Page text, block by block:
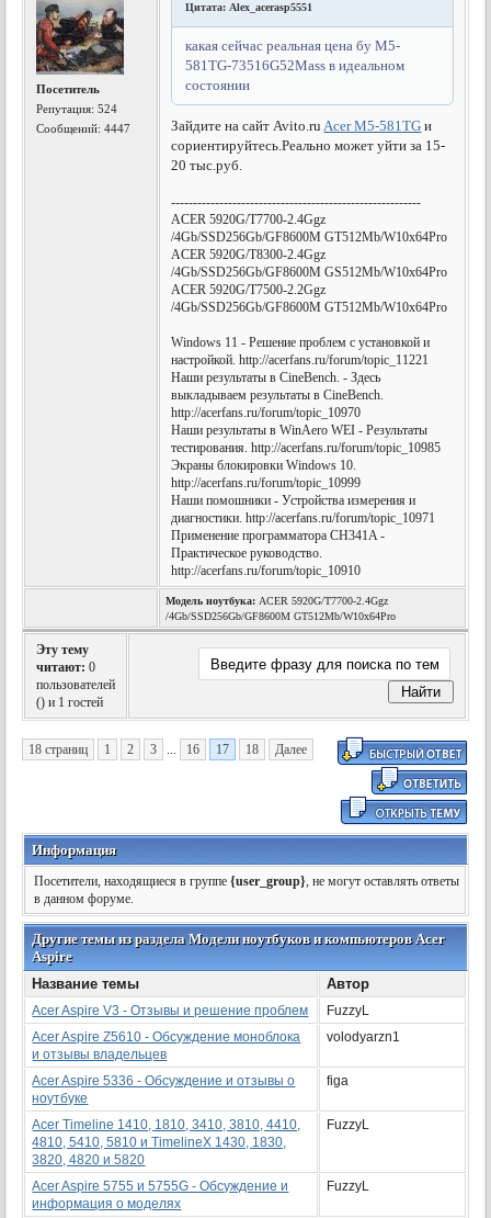
Посетитель
Репутация:524
Сообщений: 4447
Цитата: Alex_acerasp5551
какая сейчас реальная цена бу M5-
581TG-73516G52Mass в идеальном
состоянии
Зайдите на сайт Avito.ruAcer M5-581TG и
сориентируйтесь.Реально может уйти за 15-
20 тыс.руб.
---------------------------------------------------------
ACER 5920G/T7700-2.4Ggz
/4Gb/SSD256Gb/GF8600M GT512Mb/W10x64Pro
ACER 5920G/T8300-2.4Ggz
/4Gb/SSD256Gb/GF8600M GS512Mb/W10x64Pro
ACER 5920G/T7500-2.2Ggz
/4Gb/SSD256Gb/GF8600M GT512Mb/W10x64Pro
Windows 11 - Решение проблем с установкой и
настройкой. http://acerfans.ru/forum/topic_11221
Наши результаты в CineBench. - Здесь
выкладываем результаты в CineBench.
http://acerfans.ru/forum/topic_10970
Наши результаты в WinAero WEI - Результаты
тестирования. http://acerfans.ru/forum/topic_10985
Экраны блокировки Windows 10.
http://acerfans.ru/forum/topic_10999
Наши помошники - Устройства измерения и
диагностики. http://acerfans.ru/forum/topic_10971
Применение программатора CH341A -
Практическое руководство.
http://acerfans.ru/forum/topic_10910
Модель ноутбука: ACER 5920G/T7700-2.4Ggz
/4Gb/SSD256Gb/GF8600M GT512Mb/W10x64Pro
Эту тему
читают: 0
пользователей
() и 1 гостей
18 страниц 1 2 3 ... 16 17 18 Далее
Информация
Посетители, находящиеся в группе{user_group}, не могут оставлять ответы
в данном форуме.
Другие темы из раздела Модели ноутбуков и компьютеров Acer
Aspire
Название темы
Автор
Acer Aspire V3 - Отзывы и решение проблем
FuzzyL
Acer Aspire Z5610 - Обсуждение моноблока
и отзывы владельцев
volodyarzn1
Acer Aspire 5336 - Обсуждение и отзывы о
ноутбуке
figa
Acer Timeline 1410, 1810, 3410, 3810, 4410,
4810, 5410, 5810 и TimelineX 1430, 1830,
3820, 4820 и 5820
FuzzyL
Acer Aspire 5755 и 5755G - Обсуждение и
информация о моделях
FuzzyL